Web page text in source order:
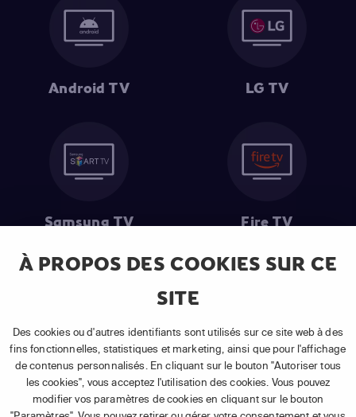
À PROPOS DES COOKIES SUR CE
SITE
Des cookies ou d'autres identifiants sont utilisés sur ce site web à des
fins fonctionnelles, statistiques et marketing, ainsi que pour l'affichage
de contenus personnalisés. En cliquant sur le bouton "Autoriser tous
les cookies", vous acceptez l'utilisation des cookies. Vous pouvez
modifier vos paramètres de cookies en cliquant sur le bouton
Android TV LG TV
Samsung TV Fire TV
souscription à un abonnement APP TV Basic.
(2) Prix de l'abonnement : TVA comprise, hors promotion, hors frais
uniques d'activation, hors frais de matériel et hors frais d'installation.
(3) Restart & Replay:Voir toutes les chaînes disposant de cette
fonctionnalité.